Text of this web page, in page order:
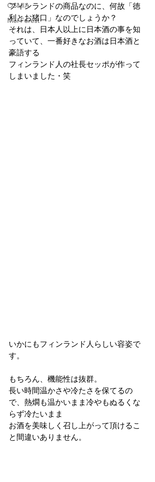
OSMIA
Moi Forest
フィンランドの商品なのに、何故「徳
利とお猪口」なのでしょうか？
それは、日本人以上に日本酒の事を知
っていて、一番好きなお酒は日本酒と
豪語する
フィンランド人の社長セッポが作って
しまいました・笑
いかにもフィンランド人らしい容姿で
す。
もちろん、機能性は抜群。
長い時間温かさや冷たさを保てるの
で、熱燗も温かいまま冷やもぬるくな
らず冷たいまま
お酒を美味しく召し上がって頂けるこ
と間違いありません。